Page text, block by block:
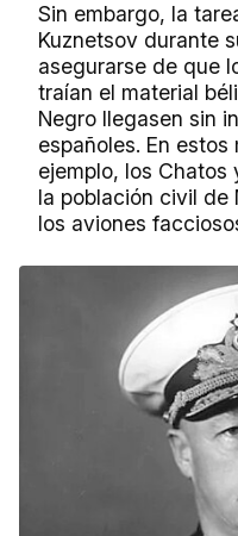
Sin embargo, la
Kuznetsov durante
asegurarse de que
traían el material
Negro llegasen sin
españoles. En
ejemplo, los Chatos
la población civil de
los aviones